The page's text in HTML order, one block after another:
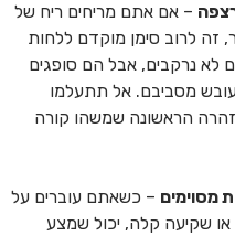
– אם אתם מריחים ריח של
זה לרוב סימן מוקדם ללחות
לא נרקבים, אבל הם סופגים
מסביבם. אל תתעלמו
הראשונה שמשהו קורה
מסוימים – כשאתם עוברים על
או שקיעה קלה, יכול שמצע